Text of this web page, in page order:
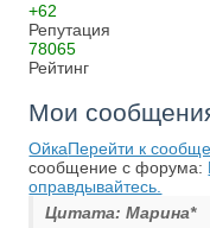
+62
Репутация
78065
Рейтинг
Мои
ОйкаПерейти к
сообщение с форума:
оправдывайтесь.
Цитата: Марина*